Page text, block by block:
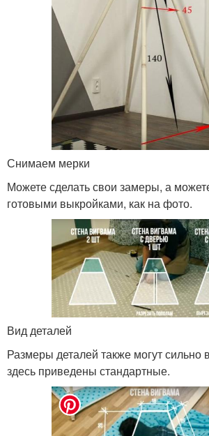
Снимаем мерки
Можете сделать свои замеры, а
готовыми выкройками, как на фото.
Вид деталей
Размеры деталей также могут сильно
здесь приведены стандартные.